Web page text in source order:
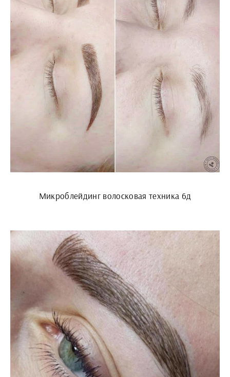
Микроблейдинг волосковая техника 6д